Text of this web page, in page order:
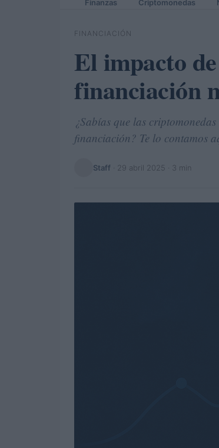
Finanzas Criptomonedas
FINANCIACIÓN
El impacto
financiación
¿Sabías que las
financiación? Te lo contamos
Staff 29 abril 2025 · 3 min